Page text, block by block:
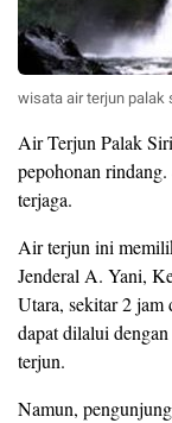
wisata air terjun palak
Air Terjun Palak
pepohonan
terjaga.
Air terjun ini
Jenderal A. Yani,
Utara, sekitar 2
dapat dilalui
terjun.
Namun,